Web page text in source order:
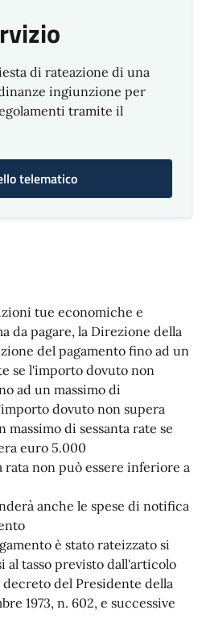
di rateazione di una
ingiunzione per
tramite il
telematico
tue economiche e
da pagare, la Direzione della
del pagamento fino ad un
se l'importo dovuto non
ad un massimo di
dovuto non supera
di sessanta rate se
euro 5.000
non può essere inferiore a
anche le spese di notifica
è stato rateizzato si
al tasso previsto dall'articolo
decreto del Presidente della
1973, n. 602, e successive